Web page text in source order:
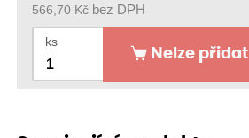
566,70 Kč bez DPH
ks
Nelze přidat